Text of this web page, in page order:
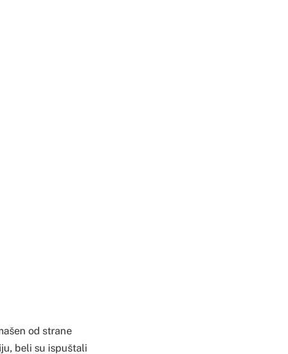
od strane
beli su ispuštali